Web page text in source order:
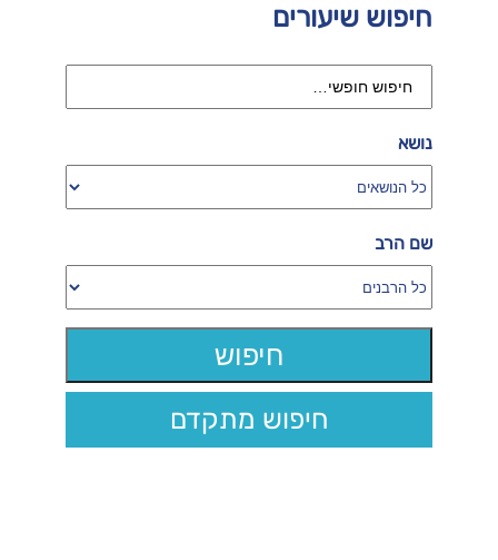
חיפוש שיעורים
נושא
שם הרב
חיפוש מתקדם